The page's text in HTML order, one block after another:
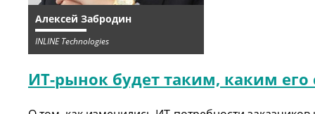
Алексей Забродин
INLINE Technologies
ИТ-рынок будет таким, каким его